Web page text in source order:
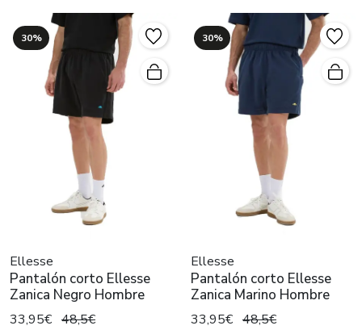
30%
Ellesse
Pantalón corto Ellesse
Zanica Negro Hombre
33,95€ 48,5€
30%
Ellesse
Pantalón corto Ellesse
Zanica Marino Hombre
33,95€ 48,5€